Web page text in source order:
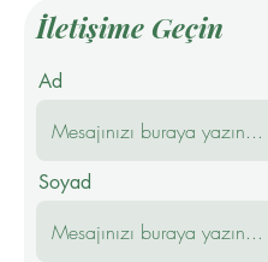
İletişime Geçin
Ad
Soyad